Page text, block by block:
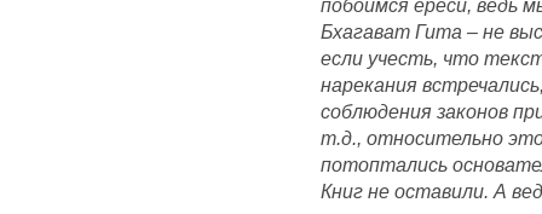
побоимся ереси, ведь
Бхагават Гита – не
если учесть, что
нарекания
соблюдения законов
т.д., относительно
потоптались
Книг не оставили. А